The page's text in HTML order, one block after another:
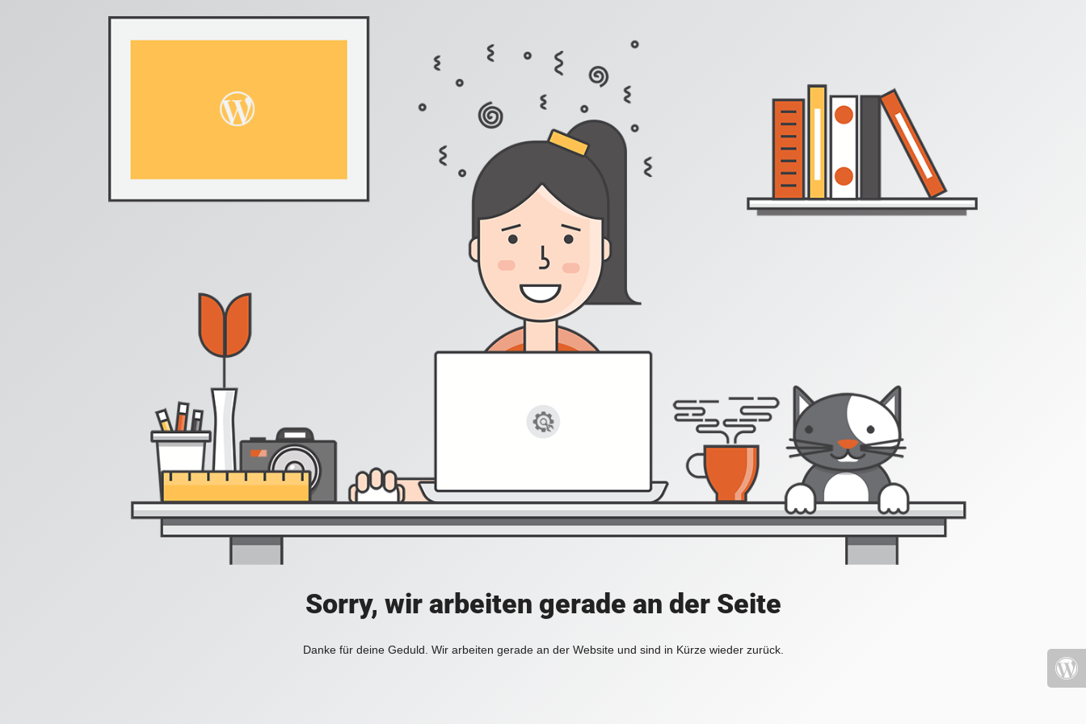
Sorry, wir arbeiten gerade an der Seite
Danke für deine Geduld. Wir arbeiten gerade an der Website und sind in Kürze wieder zurück.